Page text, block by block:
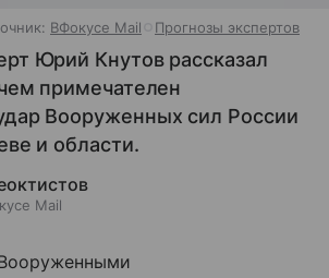
ВФокусе Mail Прогнозы экспертов
Юрий Кнутов рассказал
примечателен
Вооруженных сил России
и области.
Mail